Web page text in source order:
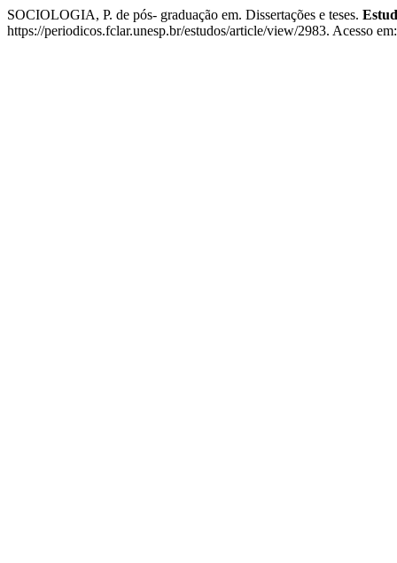
SOCIOLOGIA, P. de pós- graduação em. Dissertações e teses.
https://periodicos.fclar.unesp.br/estudos/article/view/2983. Acesso